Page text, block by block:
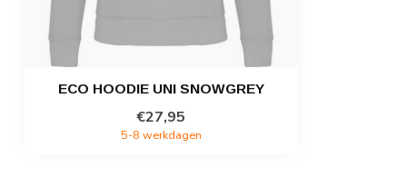
ECO HOODIE UNI SNOWGREY
€27,95
5-8 werkdagen